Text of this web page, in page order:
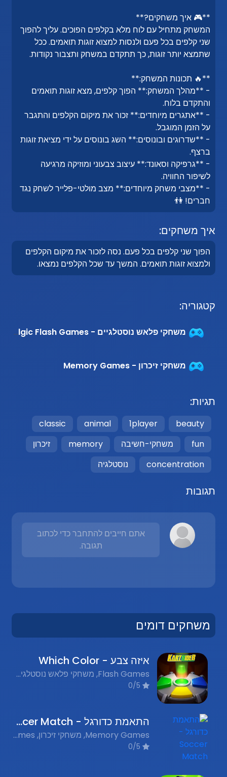
**🎮 איך משחקים?**
המשחק מתחיל עם לוח מלא בקלפים הפוכים. עליך להפוך
שני קלפים בכל פעם ולנסות למצוא זוגות תואמים. ככל
שתמצא יותר זוגות, כך תתקדם במשחק ותצבור נקודות.
**🔥 תכונות המשחק:**
- **מהלך המשחק:** הפוך קלפים, מצא זוגות תואמים
והתקדם בלוח.
- **אתגרים מיוחדים:** זכור את מיקום הקלפים והתגבר
על הזמן המוגבל.
- **שדרוגים ובונוסים:** השג בונוסים על ידי מציאת זוגות
ברצף.
- **גרפיקה וסאונד:** עיצוב צבעוני ומוזיקה מרגיעה
לשיפור החוויה.
- **מצבי משחק מיוחדים:** מצב מולטי-פלייר לשחק נגד
חברים! 👫
איך משחקים:
הפוך שני קלפים בכל פעם. נסה לזכור את מיקום הקלפים
ולמצוא זוגות תואמים. המשך עד שכל הקלפים נמצאו.
קטגוריה:
משחקי פלאש נוסטלגיים - Nostalgic Flash Games
משחקי זיכרון - Memory Games
תגיות:
beauty
1player
animal
classic
fun
משחקי-חשיבה memory
זיכרון
concentration
נוסטלגיה
תגובות
אתם חייבים להתחבר כדי לכתוב
תגובה.
משחקים דומים
איזה צבע - Which Color
Flash Games, משחקי פלאש נוסטלגים, Memory, זיכרון
התאמת כדורגל - Soccer Match
Memory Games, משחקי זיכרון, Sports Games, משחקי ספורט